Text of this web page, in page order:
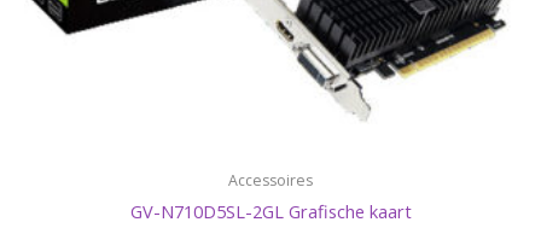
Accessoires
GV-N710D5SL-2GL Grafische kaart